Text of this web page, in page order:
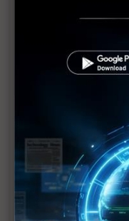
從DeepSeek到
新的逆襲之路？
未蒙其利先受其害
H200效能翻6倍、
讓中國動心
豐田目標2026全球
電動車放緩影響